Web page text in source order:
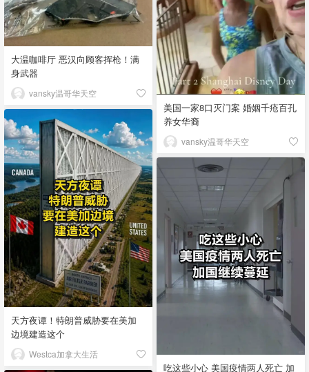
美国一家8口灭门案 婚姻千疮百孔
养女华裔
vansky温哥华天空
大温咖啡厅 恶汉向顾客挥枪！满
身武器
vansky温哥华天空
天方夜谭！特朗普威胁要在美加
边境建造这个
Westca加拿大生活
吃这些小心 美国疫情两人死亡 加